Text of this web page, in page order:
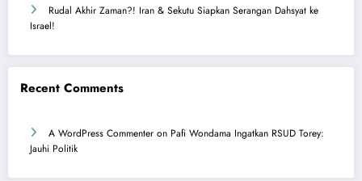
Rudal Akhir Zaman?! Iran & Sekutu Siapkan Serangan Dahsyat ke
Israel!
Recent Comments
A WordPress Commenter on Pafi Wondama Ingatkan RSUD Torey:
Jauhi Politik